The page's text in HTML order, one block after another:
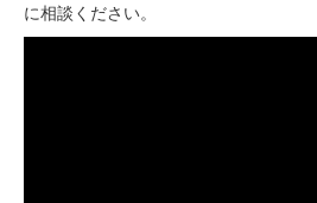
に相談ください。